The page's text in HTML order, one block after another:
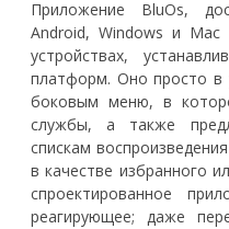
Приложение BluOs,
Android, Windows и Mac
устройствах,
платформ. Оно просто в
боковым меню, в
службы, а также
спискам
в качестве избранного
спроектированное
реагирующее; даже